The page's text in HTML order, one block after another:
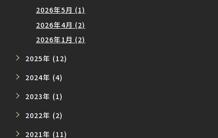
2026年5月 (1)
2026年4月 (2)
2026年1月 (2)
2025年 (12)
2024年 (4)
2023年 (1)
2022年 (2)
2021年 (11)